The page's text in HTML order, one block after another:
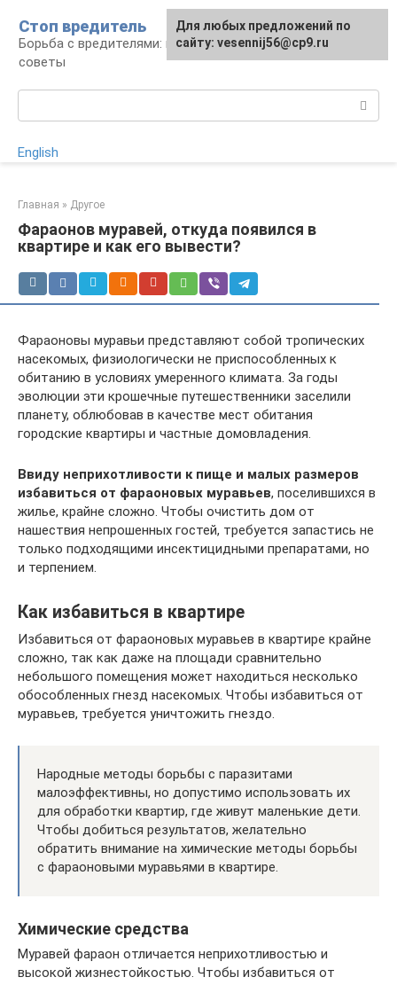
контенту
Стоп вредитель
Борьба с вредителями: правила, средства,
советы
English
Главная » Другое
Фараонов муравей, откуда появился в
квартире и как его вывести?
Фараоновы муравьи представляют собой тропических
насекомых, физиологически не приспособленных к
обитанию в условиях умеренного климата. За годы
эволюции эти крошечные путешественники заселили
планету, облюбовав в качестве мест обитания
городские квартиры и частные домовладения.
Ввиду неприхотливости к пище и малых размеров
избавиться от фараоновых муравьев, поселившихся в
жилье, крайне сложно. Чтобы очистить дом от
нашествия непрошенных гостей, требуется запастись не
только подходящими инсектицидными препаратами, но
и терпением.
Как избавиться в квартире
Избавиться от фараоновых муравьев в квартире крайне
сложно, так как даже на площади сравнительно
небольшого помещения может находиться несколько
обособленных гнезд насекомых. Чтобы избавиться от
муравьев, требуется уничтожить гнездо.
Народные методы борьбы с паразитами
малоэффективны, но допустимо использовать их
для обработки квартир, где живут маленькие дети.
Чтобы добиться результатов, желательно
обратить внимание на химические методы борьбы
с фараоновыми муравьями в квартире.
Химические средства
Муравей фараон отличается неприхотливостью и
высокой жизнестойкостью. Чтобы избавиться от
Для любых предложений по
сайту: vesennij56@cp9.ru